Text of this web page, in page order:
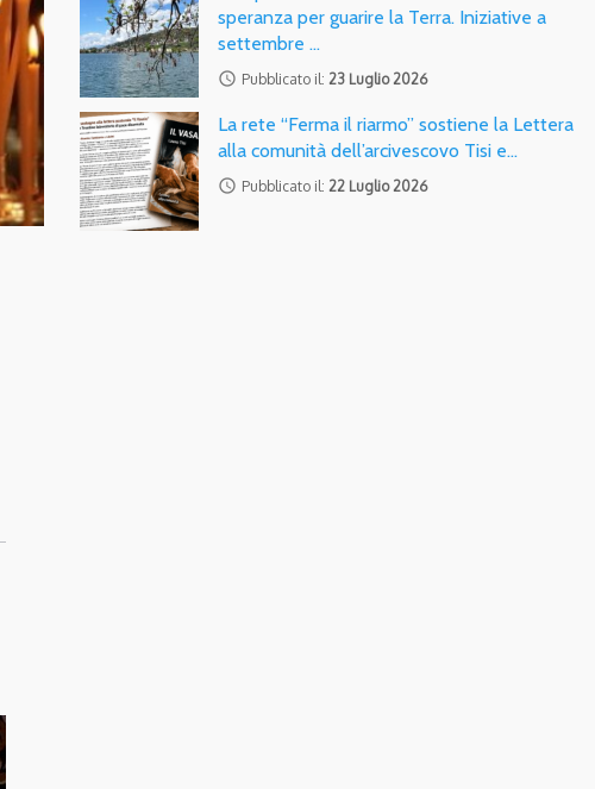
speranza per guarire la Terra. Iniziative a
settembre …
access_time Pubblicato il: 23 Luglio 2026
La rete “Ferma il riarmo” sostiene la Lettera
alla comunità dell’arcivescovo Tisi e…
access_time Pubblicato il: 22 Luglio 2026